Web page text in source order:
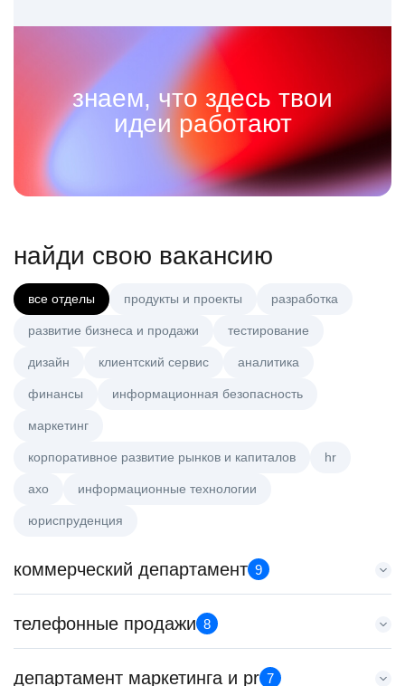
знаем, что здесь твои
идеи работают
найди свою вакансию
все отделы продукты и проекты разработка
развитие бизнеса и продажи тестирование
дизайн клиентский сервис аналитика
финансы информационная безопасность
маркетинг
корпоративное развитие рынков и капиталов hr
axo информационные технологии
юриспруденция
коммерческий департамент 9
Key Account Manager (EdTech)
HeadHunter::Коммерческий департамент
150000 ₽
телефонные продажи 8
департамент маркетинга и pr 7